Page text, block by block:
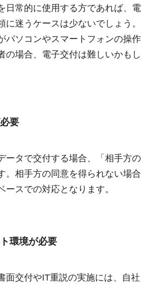
日常的に使用する方であれば、電
に迷うケースは少ないでしょう。
パソコンやスマートフォンの操作
の場合、電子交付は難しいかもし
要
ータで交付する場合、「相手方の
。相手方の同意を得られない場合
ースでの対応となります。
環境が必要
面交付やIT重説の実施には、自社